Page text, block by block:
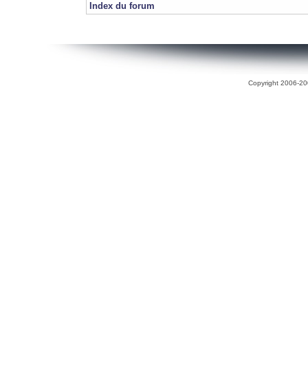
Index du forum
Copyright 2006-